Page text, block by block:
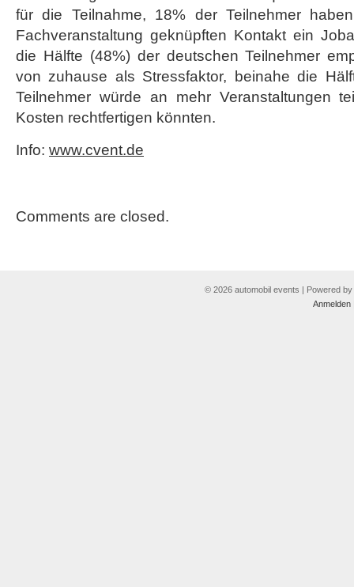
für die Teilnahme, 18% der Teilnehmer
Fachveranstaltung geknüpften Kontakt ein
die Hälfte (48%) der deutschen Teilnehmer
von zuhause als Stressfaktor, beinahe die
Teilnehmer würde an mehr Veranstaltungen
Kosten rechtfertigen könnten.
Info: www.cvent.de
Comments are closed.
© 2026 automobil events | Powered by
Anmelden|